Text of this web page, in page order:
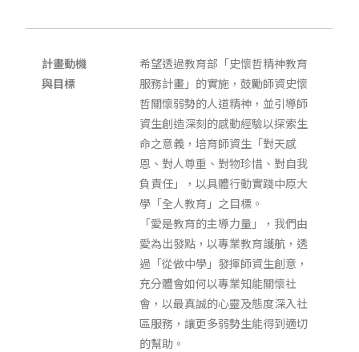
計畫動機
與目標
希望透過教育部「史懷哲精神教育
服務計畫」的實施，鼓勵師資史懷
哲關懷弱勢的人道精神，並引導師
資生創造深刻的感動經驗以探索生
命之意義，培育師資生「對天感
恩、對人尊重、對物珍惜、對自我
負責任」，以具體行動實踐中原大
學「全人教育」之目標。
「愛是教育的主導力量」，我們由
愛為出發點，以專業教育護航，透
過「從做中學」發揮師資生創意，
充分體會如何以專業知能關懷社
會，以最真誠的心靈及態度深入社
區服務，讓更多弱勢生能得到適切
的幫助。